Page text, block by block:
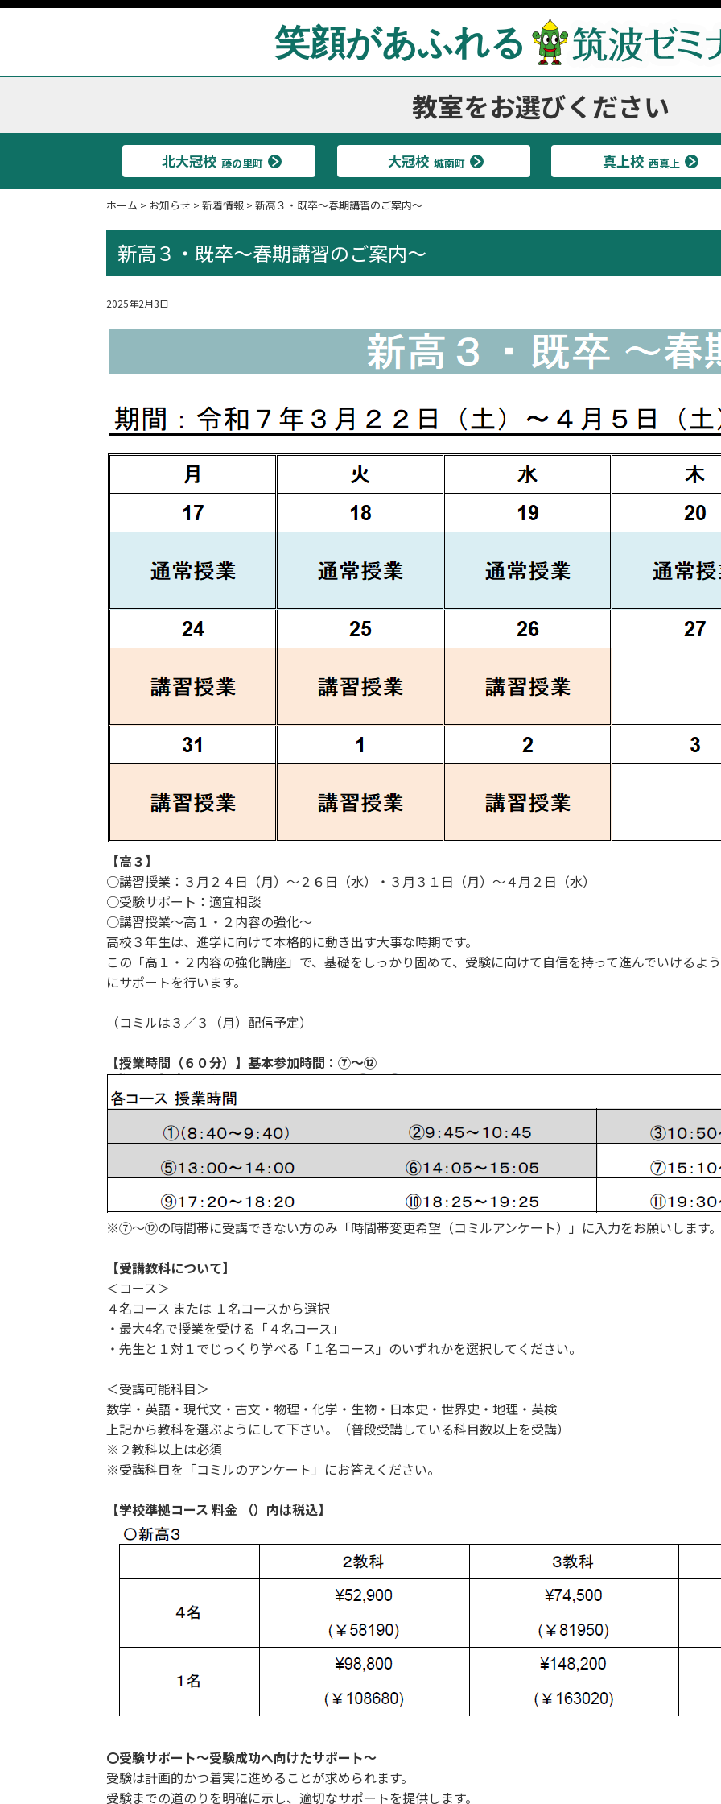
笑顔があふれる
教室をお選びください
北大冠校 藤の里町 大冠校 城南町 真上校 西真上
ホーム > お知らせ > 新着情報 > 新高３・既卒～春期講習のご案内～
新高３・既卒～春期講習のご案内～
2025年2月3日
【高３】
○講習授業：３月２４日（月）～２６日（水）・３月３１日（月）～４月２日（水）
○受験サポート：適宜相談
○講習授業～高１・２内容の強化～
高校３年生は、進学に向けて本格的に動き出す大事な時期です。
この「高１・２内容の強化講座」で、基礎をしっかり固めて、受験に向けて自信を持って進んでいけるよう
にサポートを行います。
（コミルは３／３（月）配信予定）
【授業時間（６０分）】基本参加時間：⑦～⑫
※⑦～⑫の時間帯に受講できない方のみ「時間帯変更希望（コミルアンケート）」に入力をお願いします。
【受講教科について】
＜コース＞
４名コース または １名コースから選択
・最大4名で授業を受ける「４名コース」
・先生と１対１でじっくり学べる「１名コース」のいずれかを選択してください。
＜受講可能科目＞
数学・英語・現代文・古文・物理・化学・生物・日本史・世界史・地理・英検
上記から教科を選ぶようにして下さい。（普段受講している科目数以上を受講）
※２教科以上は必須
※受講科目を「コミルのアンケート」にお答えください。
【学校準拠コース 料金 （）内は税込】
〇受験サポート～受験成功へ向けたサポート～
受験は計画的かつ着実に進めることが求められます。
受験までの道のりを明確に示し、適切なサポートを提供します。